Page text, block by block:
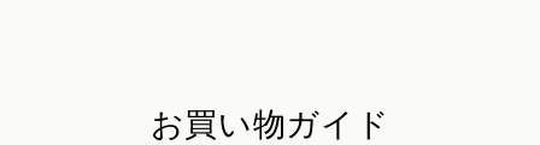
お買い物ガイド